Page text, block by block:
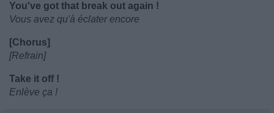
You've got that break out again !
Vous avez qu'à éclater encore
[Chorus]
[Refrain]
Take it off !
Enlève ça !